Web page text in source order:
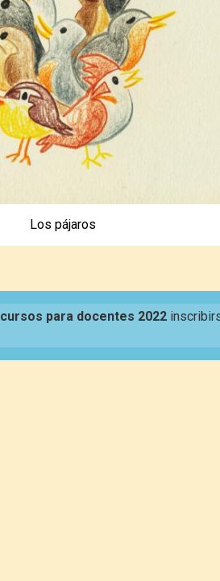
Los pájaros
cursos para docentes 2022